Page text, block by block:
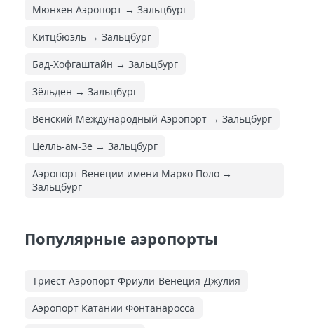
Мюнхен Аэропорт → Зальцбург
Китцбюэль → Зальцбург
Бад-Хофгаштайн → Зальцбург
Зёльден → Зальцбург
Венский Международный Аэропорт → Зальцбург
Целль-ам-Зе → Зальцбург
Аэропорт Венеции имени Марко Поло →
Зальцбург
Популярные аэропорты
Триест Аэропорт Фриули-Венеция-Джулия
Аэропорт Катании Фонтанаросса